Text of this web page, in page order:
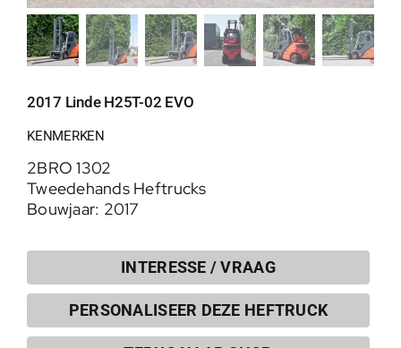
2017 Linde H25T-02 EVO
KENMERKEN
2BRO 1302
Tweedehands Heftrucks
Bouwjaar: 2017
INTERESSE / VRAAG
PERSONALISEER DEZE HEFTRUCK